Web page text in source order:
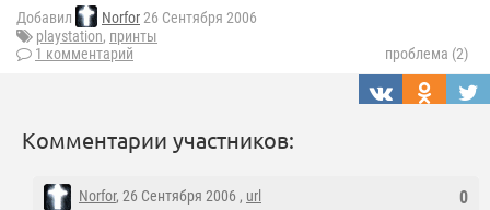
Добавил Norfor26 Сентября 2006
playstation, принты
1 комментарий
проблема (2)
Комментарии участников:
0
Norfor, 26 Сентября 2006 , url